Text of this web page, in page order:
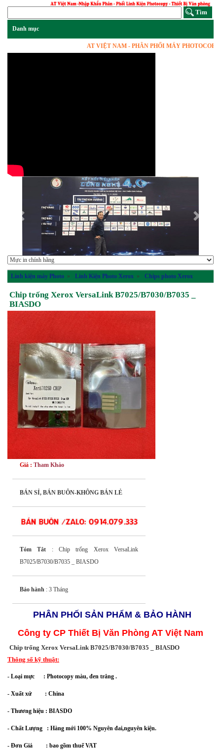
AT VIỆT NAM - PHÂN PHỐI MÁY PHOTOCOPY,
Previous Next
Linh kiện máy Photo » Linh Kiện Photo Xerox » Chips photo Xerox
Chip trống Xerox VersaLink B7025/B7030/B7035 _
BIASDO
Giá : Tham Khảo
BÁN SỈ, BÁN BUÔN-KHÔNG BÁN LẺ
Tóm Tắt : Chip trống Xerox VersaLink
B7025/B7030/B7035 _ BIASDO
Bảo hành : 3 Tháng
PHÂN PHỐI SẢN PHẨM & BẢO HÀNH
Công ty CP Thiết Bị Văn Phòng AT Việt Nam
Chip trống Xerox VersaLink B7025/B7030/B7035 _ BIASDO
Thông số kỹ thuật:
- Loại mực : Photocopy màu, đen trắng .
- Xuất xứ : China
- Thương hiệu : BIASDO
- Chất Lượng : Hàng mới 100% Nguyên đai,nguyên kiện.
- Đơn Giá : bao gồm thuế VAT